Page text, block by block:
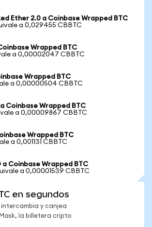
Ether 2.0 a Coinbase Wrapped BTC
a 0,029455 CBBTC
Wrapped BTC
a 0,00002047 CBBTC
Wrapped BTC
a 0,00000504 CBBTC
Coinbase Wrapped BTC
a 0,00009867 CBBTC
Wrapped BTC
a 0,001131 CBBTC
a Coinbase Wrapped BTC
a 0,00001539 CBBTC
en segundos
y canjea
la billetera cripto